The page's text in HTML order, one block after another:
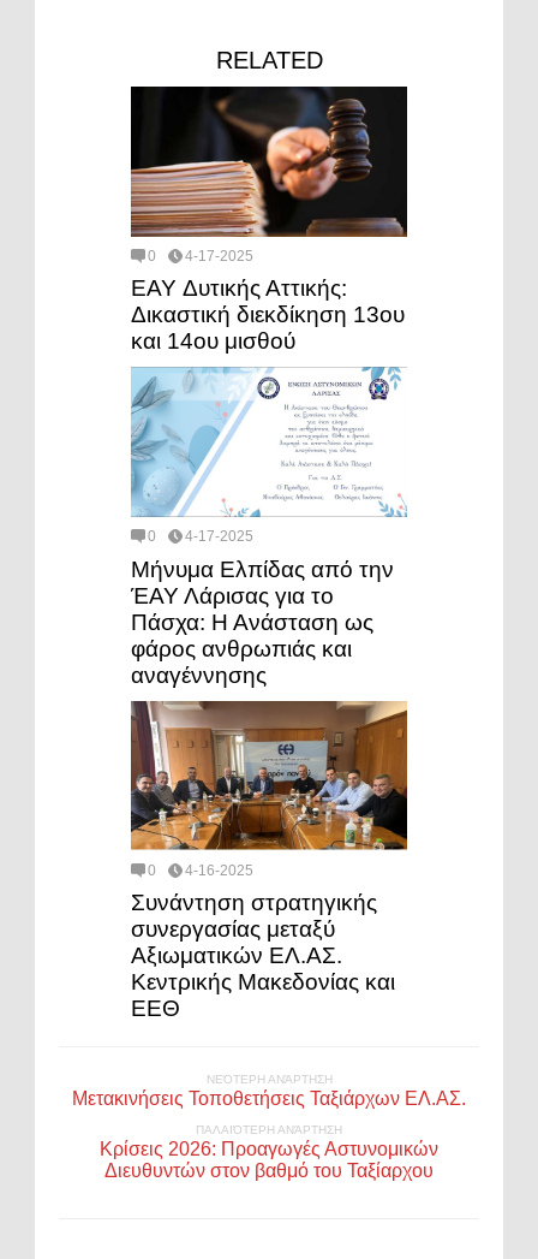
RELATED
0 4-17-2025
EAY Δυτικής Αττικής:
Δικαστική διεκδίκηση 13ου
και 14ου μισθού
0 4-17-2025
Μήνυμα Ελπίδας από την
ΈΑΥ Λάρισας για το
Πάσχα: Η Ανάσταση ως
φάρος ανθρωπιάς και
αναγέννησης
0 4-16-2025
Συνάντηση στρατηγικής
συνεργασίας μεταξύ
Αξιωματικών ΕΛ.ΑΣ.
Κεντρικής Μακεδονίας και
ΕΕΘ
ΝΕΌΤΕΡΗ ΑΝΆΡΤΗΣΗ
Μετακινήσεις Τοποθετήσεις Ταξιάρχων ΕΛ.ΑΣ.
ΠΑΛΑΙΌΤΕΡΗ ΑΝΆΡΤΗΣΗ
Κρίσεις 2026: Προαγωγές Αστυνομικών
Διευθυντών στον βαθμό του Ταξίαρχου